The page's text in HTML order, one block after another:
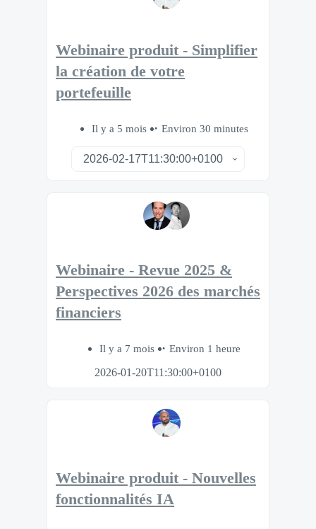
Webinaire produit - Simplifier
la création de votre
portefeuille
Il y a 5 mois Environ 30 minutes
Webinaire - Revue 2025 &
Perspectives 2026 des marchés
financiers
Il y a 7 mois
Environ 1 heure
2026-01-20T11:30:00+0100
Webinaire produit - Nouvelles
fonctionnalités IA